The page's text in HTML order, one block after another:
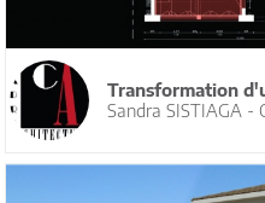
Transformation
Sandra SISTIAGA -